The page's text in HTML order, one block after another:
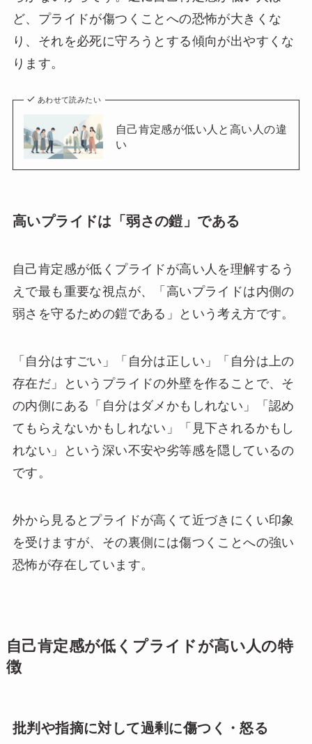
ど、プライドが傷つくことへの恐怖が大きくな
り、それを必死に守ろうとする傾向が出やすくな
ります。
あわせて読みたい
自己肯定感が低い人と高い人の違
い
高いプライドは「弱さの鎧」である
自己肯定感が低くプライドが高い人を理解するう
えで最も重要な視点が、「高いプライドは内側の
弱さを守るための鎧である」という考え方です。
「自分はすごい」「自分は正しい」「自分は上の
存在だ」というプライドの外壁を作ることで、そ
の内側にある「自分はダメかもしれない」「認め
てもらえないかもしれない」「見下されるかもし
れない」という深い不安や劣等感を隠しているの
です。
外から見るとプライドが高くて近づきにくい印象
を受けますが、その裏側には傷つくことへの強い
恐怖が存在しています。
自己肯定感が低くプライドが高い人の特
徴
批判や指摘に対して過剰に傷つく・怒る